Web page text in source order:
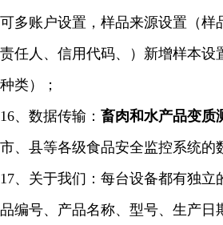
可多账户设置，样品来源设置（样
责任人、信用代码、）新增样本设
种类）；
16、数据传输： 畜肉和水产品变质
市、县等各级食品安全监控系统的
17、关于我们：每台设备都有独立
品编号、产品名称、型号、生产日